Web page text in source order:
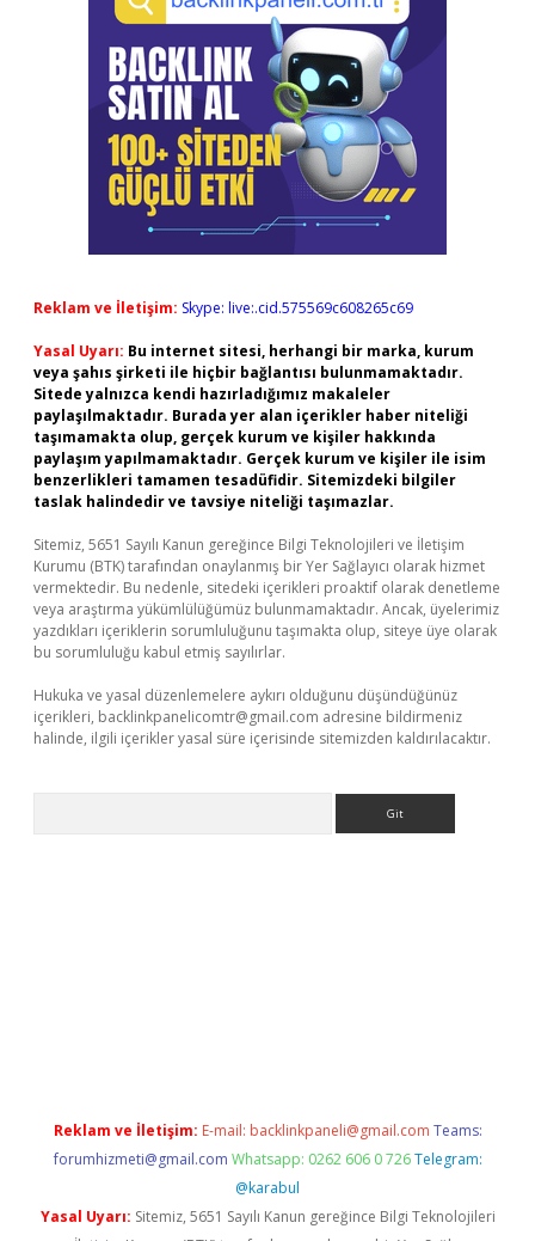
Reklam ve İletişim: Skype: live:.cid.575569c608265c69
Yasal Uyarı: Bu internet sitesi, herhangi bir marka, kurum
veya şahıs şirketi ile hiçbir bağlantısı bulunmamaktadır.
Sitede yalnızca kendi hazırladığımız makaleler
paylaşılmaktadır. Burada yer alan içerikler haber niteliği
taşımamakta olup, gerçek kurum ve kişiler hakkında
paylaşım yapılmamaktadır. Gerçek kurum ve kişiler ile isim
benzerlikleri tamamen tesadüfidir. Sitemizdeki bilgiler
taslak halindedir ve tavsiye niteliği taşımazlar.
Sitemiz, 5651 Sayılı Kanun gereğince Bilgi Teknolojileri ve İletişim
Kurumu (BTK) tarafından onaylanmış bir Yer Sağlayıcı olarak hizmet
vermektedir. Bu nedenle, sitedeki içerikleri proaktif olarak denetleme
veya araştırma yükümlülüğümüz bulunmamaktadır. Ancak, üyelerimiz
yazdıkları içeriklerin sorumluluğunu taşımakta olup, siteye üye olarak
bu sorumluluğu kabul etmiş sayılırlar.
Hukuka ve yasal düzenlemelere aykırı olduğunu düşündüğünüz
içerikleri, backlinkpanelicomtr@gmail.com adresine bildirmeniz
halinde, ilgili içerikler yasal süre içerisinde sitemizden kaldırılacaktır.
Reklam ve İletişim: E-mail: backlinkpaneli@gmail.com Teams:
forumhizmeti@gmail.com Whatsapp: 0262 606 0 726 Telegram:
@karabul
Yasal Uyarı: Sitemiz, 5651 Sayılı Kanun gereğince Bilgi Teknolojileri